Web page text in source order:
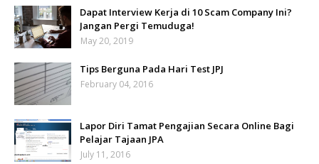
Dapat Interview Kerja di 10 Scam Company Ini?
Jangan Pergi Temuduga!
May 20, 2019
Tips Berguna Pada Hari Test JPJ
February 04, 2016
Lapor Diri Tamat Pengajian Secara Online Bagi
Pelajar Tajaan JPA
July 11, 2016